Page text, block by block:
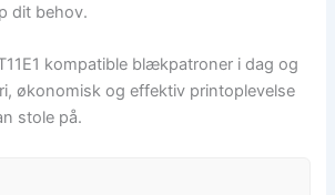
dit behov.
kompatible blækpatroner i dag og
økonomisk og effektiv printoplevelse
stole på.